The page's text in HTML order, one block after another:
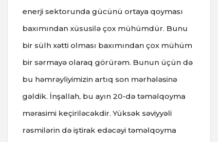
enerji sektorunda gücünü ortaya qoyması
baxımından xüsusilə çox mühümdür. Bunu
bir sülh xətti olması baxımından çox mühüm
bir sərmayə olaraq görürəm. Bunun üçün də
bu həmrəyliyimizin artıq son mərhələsinə
gəldik. İnşallah, bu ayın 20-də təməlqoyma
mərasimi keçiriləcəkdir. Yüksək səviyyəli
rəsmilərin də iştirak edəcəyi təməlqoyma